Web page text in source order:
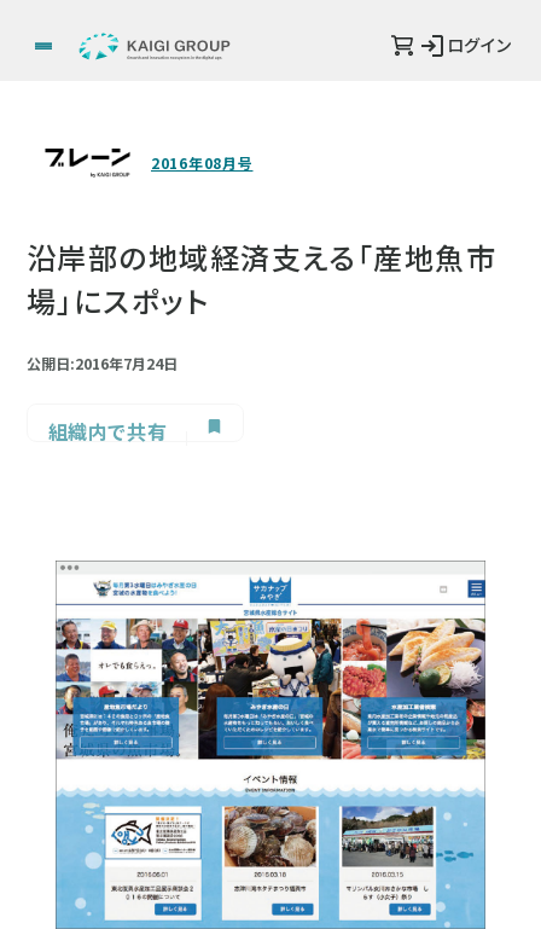
ログイン
2016年08月号
沿岸部の地域経済支える「産地魚市
場」にスポット
公開日:2016年7月24日
組織内で共有